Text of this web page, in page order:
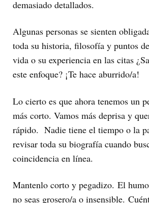
demasiado detallados.
Algunas personas se sienten
toda su historia, filosofía y puntos
vida o su experiencia en las citas
este enfoque? ¡Te hace aburrido/a!
Lo cierto es que ahora tenemos un
más corto. Vamos más deprisa y
rápido. Nadie tiene el tiempo o la
revisar toda su biografía cuando
coincidencia en línea.
Mantenlo corto y pegadizo. El
no seas grosero/a o insensible.